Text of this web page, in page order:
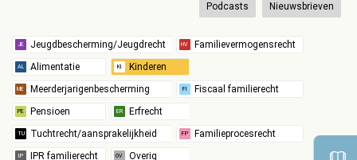
Podcasts Nieuwsbrieven